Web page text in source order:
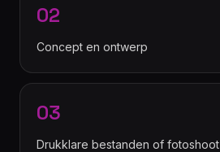
02
Concept en ontwerp
03
Drukklare bestanden of fotoshoot